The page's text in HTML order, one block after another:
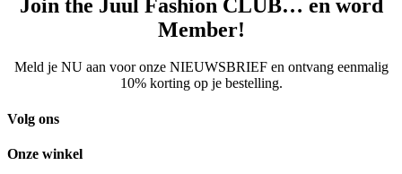
Join the Juul Fashion CLUB… en word
Member!
Meld je NU aan voor onze NIEUWSBRIEF en ontvang eenmalig
10% korting op je bestelling.
Volg ons
Onze winkel